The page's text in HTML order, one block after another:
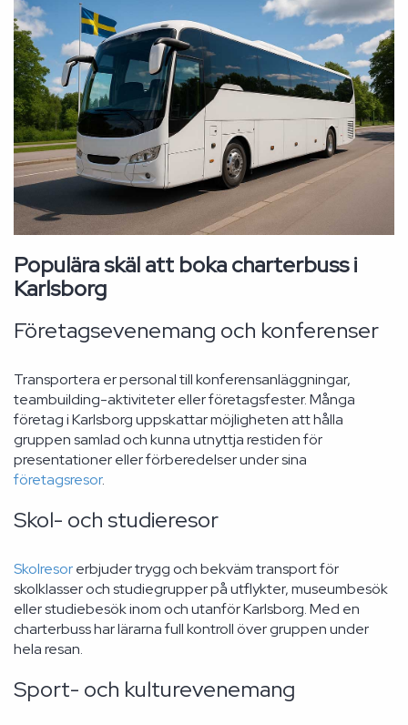
Populära skäl att boka charterbuss i
Karlsborg
Företagsevenemang och konferenser
Transportera er personal till konferensanläggningar,
teambuilding-aktiviteter eller företagsfester. Många
företag i Karlsborg uppskattar möjligheten att hålla
gruppen samlad och kunna utnyttja restiden för
presentationer eller förberedelser under sina
företagsresor.
Skol- och studieresor
Skolresorerbjuder trygg och bekväm transport för
skolklasser och studiegrupper på utflykter, museumbesök
eller studiebesök inom och utanför Karlsborg. Med en
charterbuss har lärarna full kontroll över gruppen under
hela resan.
Sport- och kulturevenemang